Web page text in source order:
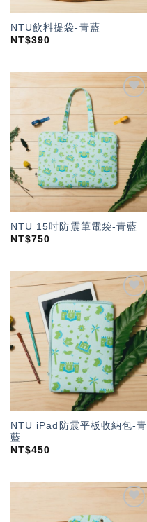
NTU飲料提袋-青藍
NT$390
「願
望輕
NTU 15吋防震筆電袋-青藍
NT$750
加入
「願
望輕
單」
NTU iPad防震平板收納包-青
藍
NT$450